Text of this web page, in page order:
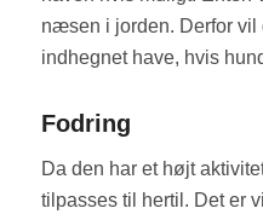
næsen i jorden. Derfor
indhegnet have, hvis
Fodring
Da den har et højt
tilpasses til hertil. Det er